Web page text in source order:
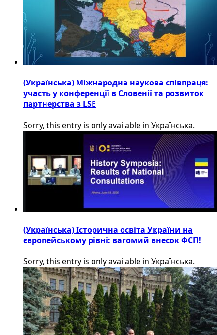
(Українська) Міжнародна наукова співпраця:
участь у конференції в Словенії та розвиток
партнерства з LSE
Sorry, this entry is only available in Українська.
(Українська) Історична освіта України на
європейському рівні: вагомий внесок ФСП!
Sorry, this entry is only available in Українська.